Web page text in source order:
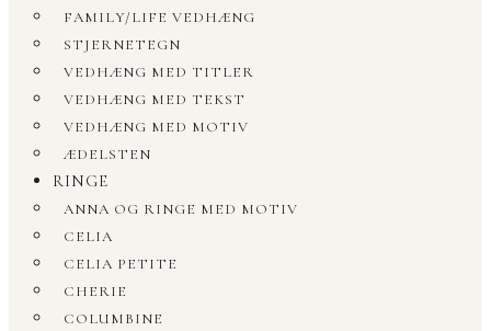
FAMILY/LIFE VEDHÆNG
STJERNETEGN
VEDHÆNG MED TITLER
VEDHÆNG MED TEKST
VEDHÆNG MED MOTIV
ÆDELSTEN
RINGE
ANNA OG RINGE MED MOTIV
CELIA
CELIA PETITE
CHERIE
COLUMBINE